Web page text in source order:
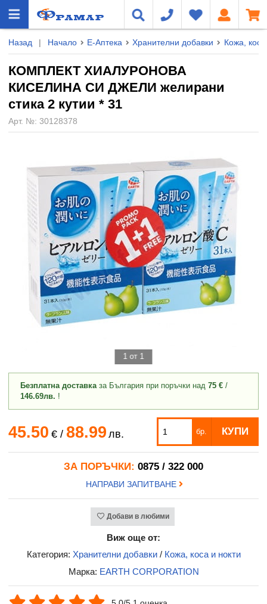
Назад | Начало Е-Аптека Хранителни добавки Кожа,
КОМПЛЕКТ ХИАЛУРОНОВА
КИСЕЛИНА СИ ДЖЕЛИ желирани
стика 2 кутии * 31
Арт. №: 30128378
1 от 1
Безплатна доставказа България при поръчки над 75 € /
146.69лв. !
45.50 €/ 88.99 лв. бр. КУПИ
ЗА ПОРЪЧКИ: 0875 / 322 000
НАПРАВИ ЗАПИТВАНЕ
Добави в любими
Виж още от:
Категория: Хранителни добавки/ Кожа, коса и нокти
Марка: EARTH CORPORATION